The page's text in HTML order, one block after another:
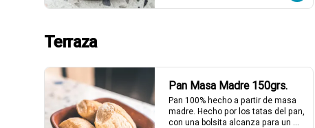
Terraza
Pan Masa Madre 150grs.
Pan 100% hecho a partir de masa
madre. Hecho por los tatas del pan,
con una bolsita alcanza para un